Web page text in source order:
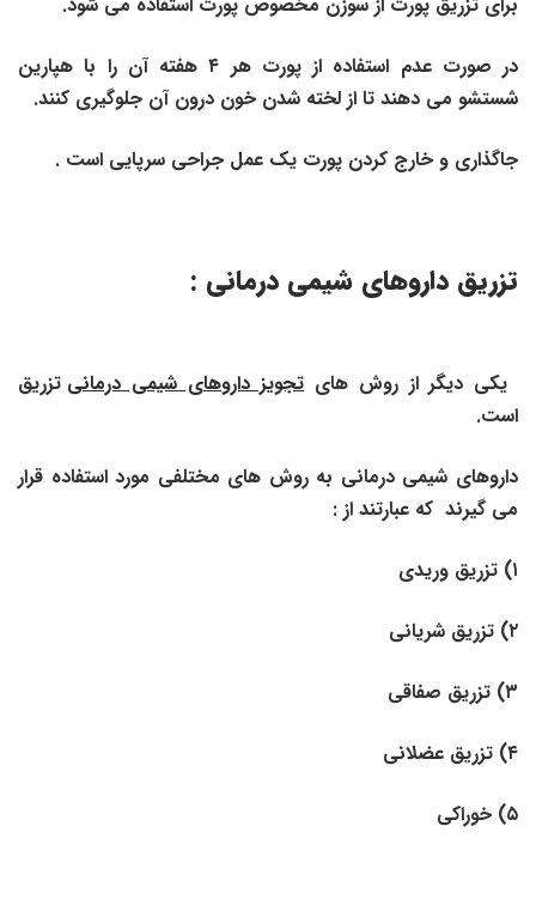
در صورت عدم استفاده از پورت هر ۴هفته آن را با هپارین
شستشو می دهند تا از لخته شدن خون درون آن جلوگیری کنند.
جاگذاری و خارج کردن پورت یک عمل جراحی سرپایی است .
تزریق داروهای شیمی درمانی :
یکی دیگر از روش هایتجویز داروهای شیمی درمانی تزریق
است.
داروهای شیمی درمانی به روش های مختلفی مورد استفاده قرار
می گیرند که عبارتند از :
۱) تزریق وریدی
۲) تزریق شریانی
۳) تزریق صفاقی
۴) تزریق عضلانی
۵) خوراکی